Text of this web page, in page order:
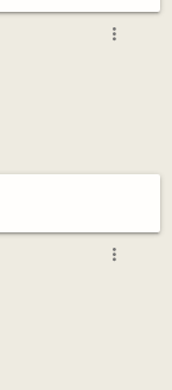
more_vert
more_vert